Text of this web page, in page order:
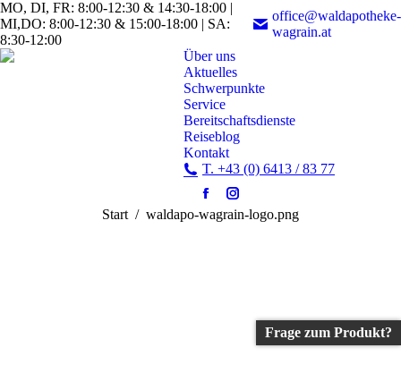
MO, DI, FR: 8:00-12:30 & 14:30-18:00 |
MI,DO: 8:00-12:30 & 15:00-18:00 | SA:
8:30-12:00
office@waldapotheke-
wagrain.at
Über uns
Aktuelles
Schwerpunkte
Service
Bereitschaftsdienste
Reiseblog
Kontakt
T. +43 (0) 6413 / 83 77
Facebook
page
Instagram
page
Sie befinden sich hier:
Start waldapo-wagrain-logo.png
Frage zum Produkt?